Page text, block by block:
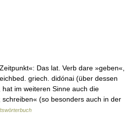
Das lat. Verb dare »geben«,
griech. didónai (über dessen
im weiteren Sinne auch die
(so besonders auch in der